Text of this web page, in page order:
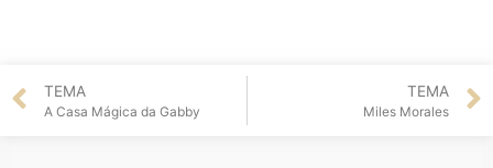
TEMA
A Casa Mágica da Gabby
TEMA
Miles Morales